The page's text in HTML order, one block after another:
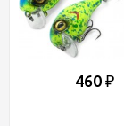
460 ₽